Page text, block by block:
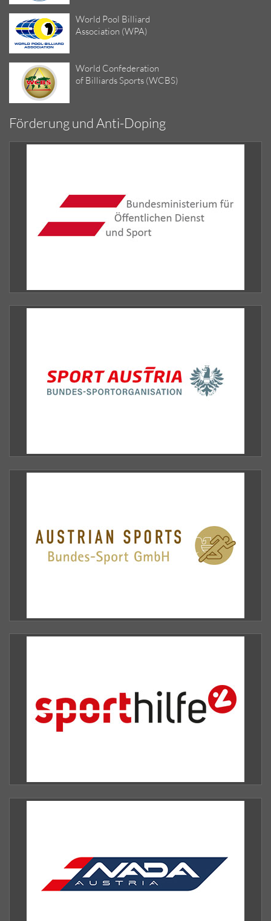
World Pool Billiard
Association (WPA)
World Confederation
of Billiards Sports (WCBS)
Förderung und Anti-Doping